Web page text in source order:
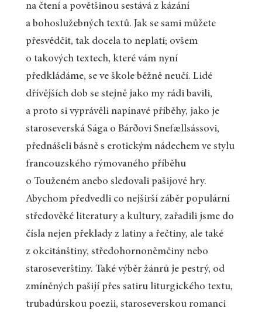
na čtení a povětšinou sestává z kázání
a bohoslužebných textů. Jak se sami můžete
přesvědčit, tak docela to neplatí; ovšem
o takových textech, které vám nyní
předkládáme, se ve škole běžně neučí. Lidé
dřívějších dob se stejně jako my rádi bavili,
a proto si vyprávěli napínavé příběhy, jako je
staroseverská Sága o Bárðovi Snefællsássovi,
přednášeli básně s erotickým nádechem ve stylu
francouzského rýmovaného příběhu
o Touženém anebo sledovali pašijové hry.
Abychom předvedli co nejširší záběr populární
středověké literatury a kultury, zařadili jsme do
čísla nejen překlady z latiny a řečtiny, ale také
z okcitánštiny, středohornoněmčiny nebo
staroseverštiny. Také výběr žánrů je pestrý, od
zmíněných pašijí přes satiru liturgického textu,
trubadúrskou poezii, staroseverskou romanci